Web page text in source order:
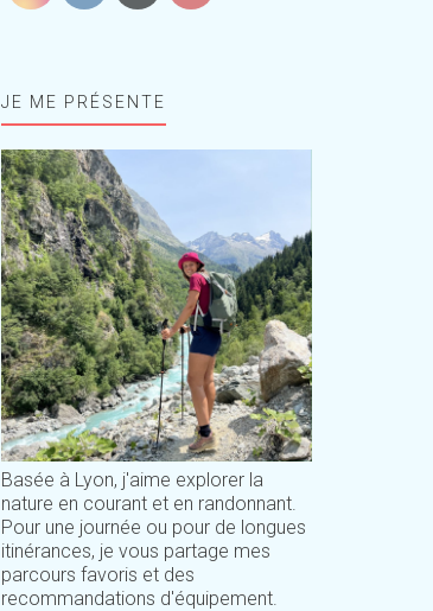
JE ME PRÉSENTE
Basée à Lyon, j'aime explorer la
nature en courant et en randonnant.
Pour une journée ou pour de longues
itinérances, je vous partage mes
parcours favoris et des
recommandations d'équipement.